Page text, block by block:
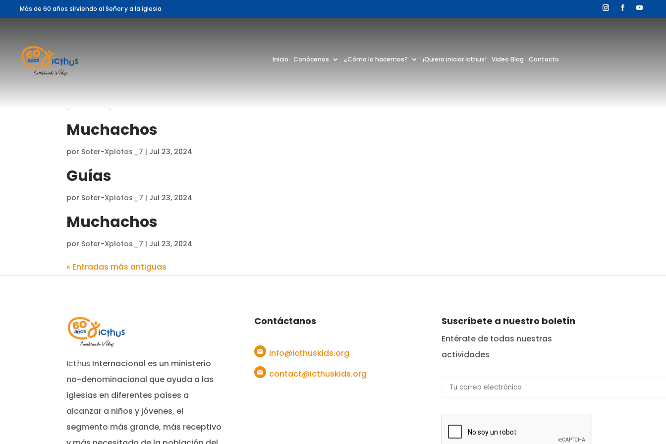
Más de 60 años sirviendo al Señor y a la iglesia
Inicio Conócenos ¿Cómo lo hacemos? ¡Quiero iniciar Icthus! Video Blog Contacto
por
Guías
Muchachos
por Soter-Xplotos_7 | Jul 23, 2024
Guías
por Soter-Xplotos_7 | Jul 23, 2024
Muchachos
por Soter-Xplotos_7 | Jul 23, 2024
« Entradas más antiguas
Icthus Internacional es un ministerio
no-denominacional que ayuda a las
iglesias en diferentes países a
alcanzar a niños y jóvenes, el
segmento más grande, más receptivo
Contáctanos
info@icthuskids.org
contact@icthuskids.org
Suscríbete a nuestro boletín
Entérate de todas nuestras
actividades